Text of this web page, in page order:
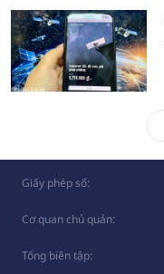
Giấy phép số:
Cơ quan chủ quản:
Tổng biên tập: